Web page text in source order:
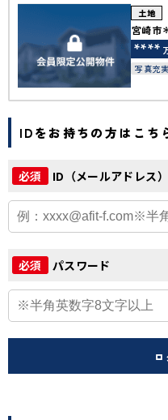
土地
宮崎市
****
写真充実
IDをお持ちの方はこち
必須 ID（メールアドレス）
必須 パスワード